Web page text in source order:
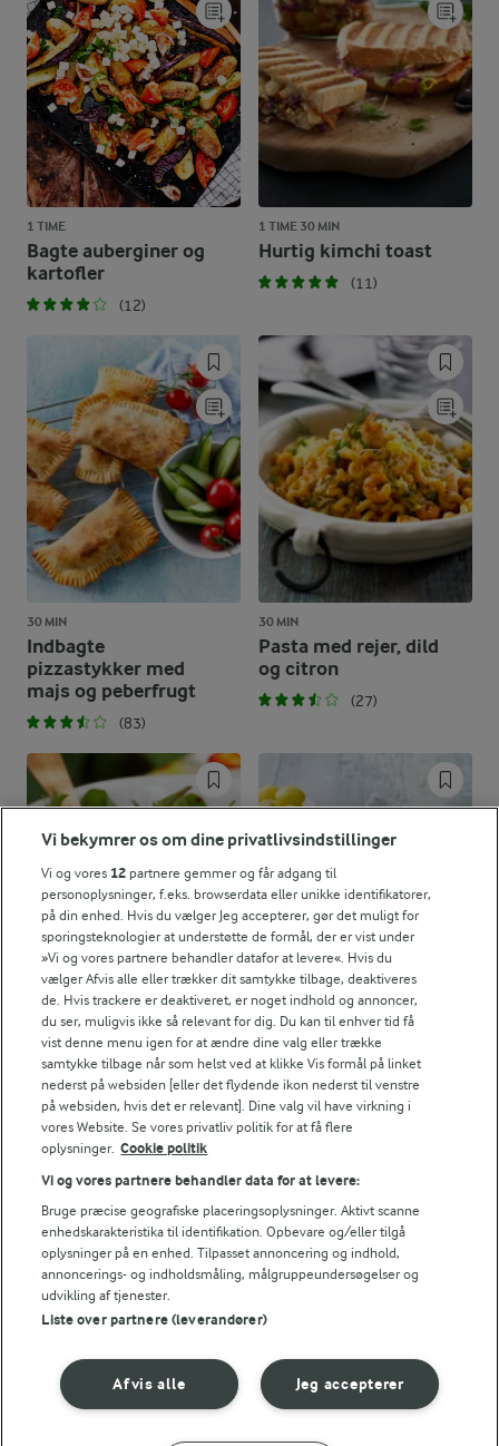
1 TIME
Bagte auberginer og
kartofler
(12)
1 TIME 30 MIN
Hurtig kimchi toast
(11)
30 MIN
Indbagte
pizzastykker med
majs og peberfrugt
(83)
30 MIN
Pasta med rejer, dild
og citron
(27)
15 MIN
Bønnesalat med
mango, nødder og
salatost
(63)
30 MIN
Mørbradbøffer med
salattopping
Vi bekymrer os om dine privatlivsindstillinger
Vi og vores 12 partnere gemmer og får adgang til
personoplysninger, f.eks. browserdata eller unikke identifikatorer,
på din enhed. Hvis du vælger Jeg accepterer, gør det muligt for
sporingsteknologier at understøtte de formål, der er vist under
»Vi og vores partnere behandler datafor at levere«. Hvis du
vælger Afvis alle eller trækker dit samtykke tilbage, deaktiveres
de. Hvis trackere er deaktiveret, er noget indhold og annoncer,
du ser, muligvis ikke så relevant for dig. Du kan til enhver tid få
vist denne menu igen for at ændre dine valg eller trække
samtykke tilbage når som helst ved at klikke Vis formål på linket
nederst på websiden [eller det flydende ikon nederst til venstre
på websiden, hvis det er relevant]. Dine valg vil have virkning i
vores Website. Se vores privatliv politik for at få flere
oplysninger. Cookie politik
Vi og vores partnere behandler data for at levere:
Bruge præcise geografiske placeringsoplysninger. Aktivt scanne
enhedskarakteristika til identifikation. Opbevare og/eller tilgå
oplysninger på en enhed. Tilpasset annoncering og indhold,
annoncerings- og indholdsmåling, målgruppeundersøgelser og
udvikling af tjenester.
Liste over partnere (leverandører)
Jeg accepterer
Afvis alle